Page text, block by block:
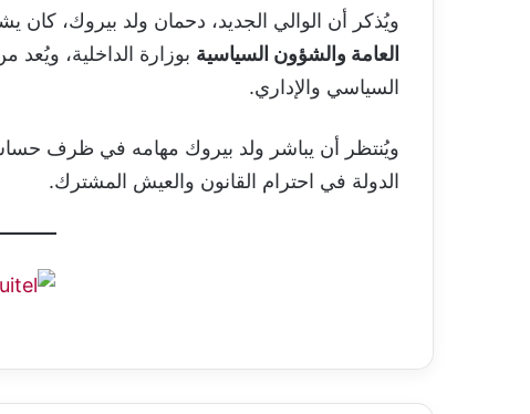
ويُذكر أن الوالي الجديد، دحمان ولد بيروك، كان
العامة والشؤون السياسية بوزارة الداخلية، ويُعد
السياسي والإداري.
ويُنتظر أن يباشر ولد بيروك مهامه في ظرف
الدولة في احترام القانون والعيش المشترك.